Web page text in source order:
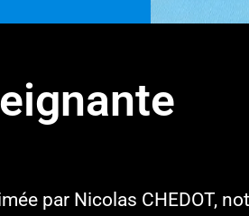
par Nicolas CHEDOT,